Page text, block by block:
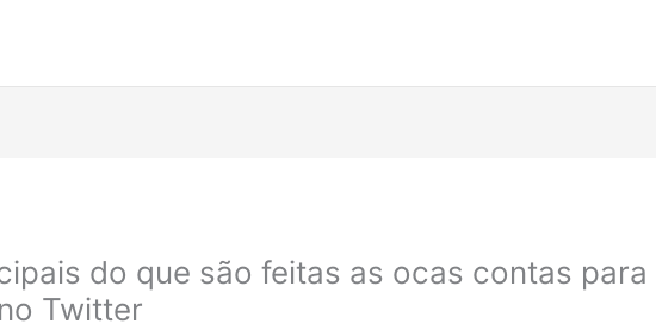
do que são feitas as ocas contas para
Twitter